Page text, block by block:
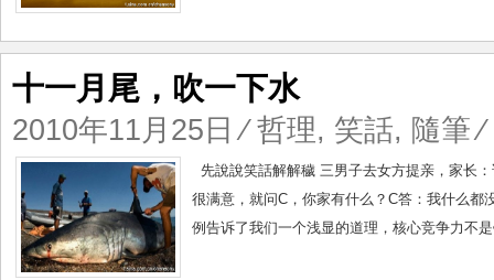
十一月尾，吹一下水
2010年11月25日 ⁄哲理, 笑話, 隨筆
先說說笑話解解穢 三男子去女方提亲，家长
很满意，就问C，你家有什么？C答：我什么
例告诉了我们一个浅显的道理，核心竞争力不